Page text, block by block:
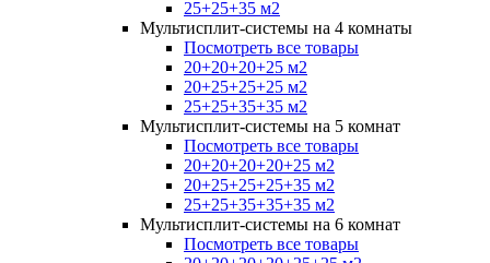
25+25+35 м2
Мультисплит-системы на 4 комнаты
Посмотреть все товары
20+20+20+25 м2
20+25+25+25 м2
25+25+35+35 м2
Мультисплит-системы на 5 комнат
Посмотреть все товары
20+20+20+20+25 м2
20+25+25+25+35 м2
25+25+35+35+35 м2
Мультисплит-системы на 6 комнат
Посмотреть все товары